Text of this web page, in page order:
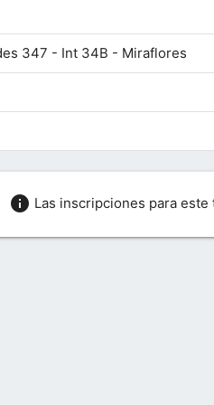
347 - Int 34B - Miraflores
info Las inscripciones para